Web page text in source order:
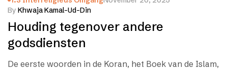
By Khwaja Kamal-Ud-Din
Houding tegenover andere
godsdiensten
De eerste woorden in de Koran, het Boek van de Islam,